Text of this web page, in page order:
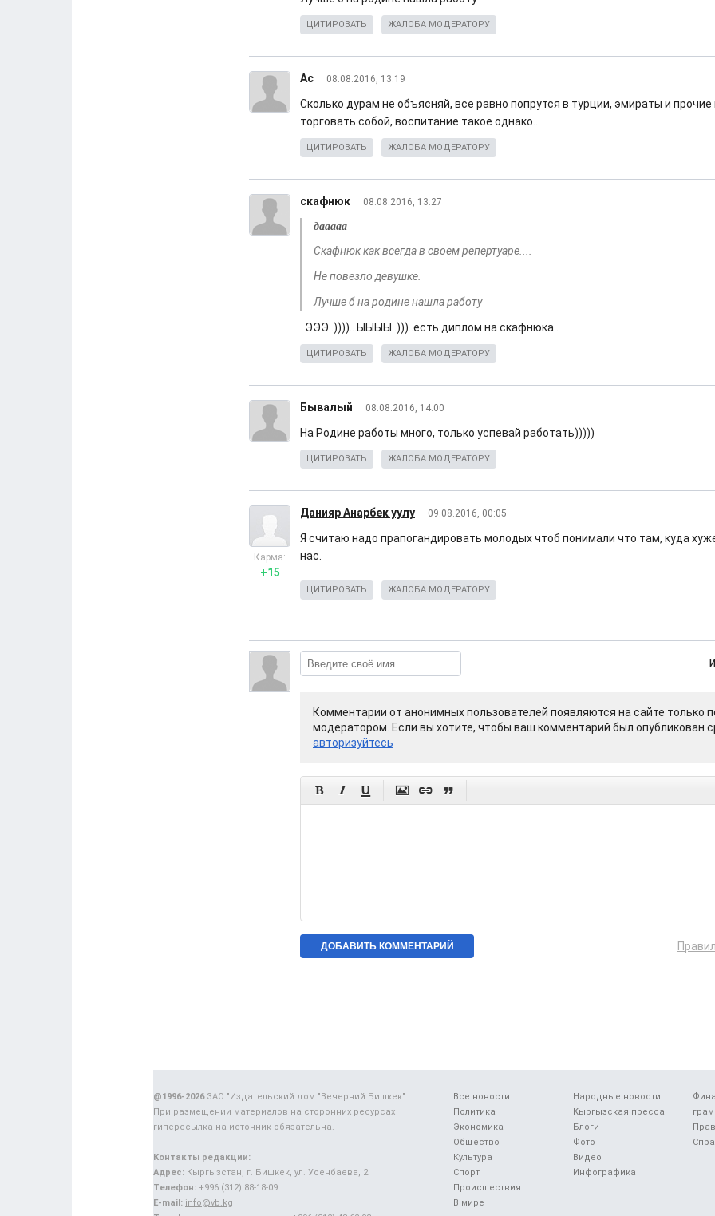
ЦИТИРОВАТЬ ЖАЛОБА МОДЕРАТОРУ
Ас 08.08.2016, 13:19
Сколько дурам не объясняй, все равно попрутся в турции, эмираты и
торговать собой, воспитание такое однако...
ЦИТИРОВАТЬ ЖАЛОБА МОДЕРАТОРУ
скафнюк 08.08.2016, 13:27
дааааа
Скафнюк как всегда в своем репертуаре....
Не повезло девушке.
Лучше б на родине нашла работу
ЭЭЭ..))))...ЫЫЫЫ..)))..есть диплом на скафнюка..
ЦИТИРОВАТЬ ЖАЛОБА МОДЕРАТОРУ
Бывалый 08.08.2016, 14:00
На Родине работы много, только успевай работать)))))
ЦИТИРОВАТЬ ЖАЛОБА МОДЕРАТОРУ
Данияр Анарбек уулу 09.08.2016, 00:05
Карма:
+15
Я считаю надо прапогандировать молодых чтоб понимали что там, куда
нас.
ЦИТИРОВАТЬ ЖАЛОБА МОДЕРАТОРУ
Комментарии от анонимных пользователей появляются на сайте только
модератором. Если вы хотите, чтобы ваш комментарий был опубликован
авторизуйтесь
     
Все новости
Политика
Экономика
Общество
Культура
Спорт
Происшествия
В мире
Народные новости
Кыргызская пресса
Блоги
Фото
Видео
Инфографика
@1996-2026ЗАО "Издательский дом "Вечерний Бишкек"
При размещении материалов на сторонних ресурсах
гиперссылка на источник обязательна.
Контакты редакции:
Адрес: Кыргызстан, г. Бишкек, ул. Усенбаева, 2.
Телефон: +996 (312) 88-18-09.
E-mail: info@vb.kg